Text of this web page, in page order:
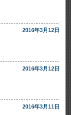
2016年3月12日
2016年3月12日
2016年3月11日